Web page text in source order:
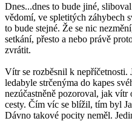
Dnes...dnes to bude jiné,
vědomí, ve spletitých záhybech
to bude stejné. Že se nic
setkání, přesto a nebo právě
zvrátit.
Vítr se rozběsnil k nepříčetnosti.
ledabyle strčenýma do kapes
nezúčastněně pozoroval, jak
cesty. Čím víc se blížil, tím byl
Dávno takové pocity neměl.